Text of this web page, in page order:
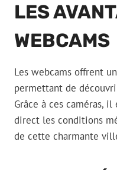
LES
WEBCAMS
Les webcams offrent
permettant de
Grâce à ces caméras, il
direct les conditions
de cette charmante